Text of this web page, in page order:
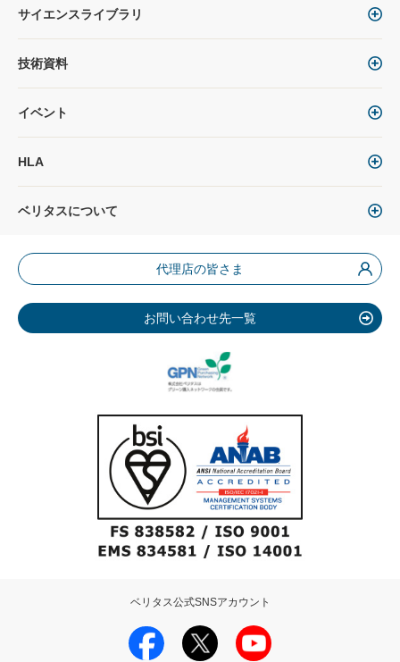
サイエンスライブラリ
技術資料
イベント
HLA
ベリタスについて
代理店の皆さま
お問い合わせ先一覧
ベリタス公式SNSアカウント